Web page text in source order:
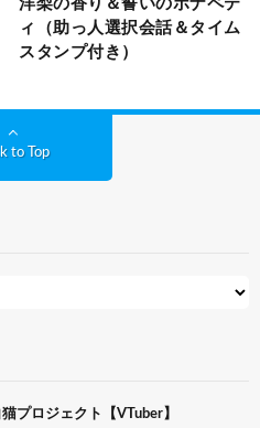
洋梨の香り＆誓いのボナペテ
ィ（助っ人選択会話＆タイム
スタンプ付き）
to Top
プロジェクト【VTuber】